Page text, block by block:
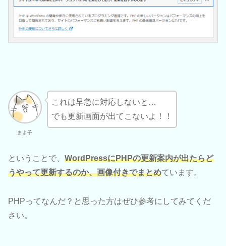
まよ子
これは早急に対応しないと…
でも更新画面が出てこないよ！！
ということで、 WordPressにPHPの更新案内が出たらど
うやって更新するのか、画像付きでまとめています。
PHPってなんだ？と思った方はぜひ参考にしてみてくだ
さい。